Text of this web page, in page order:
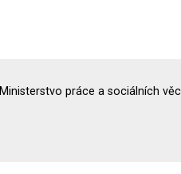
práce a sociálních